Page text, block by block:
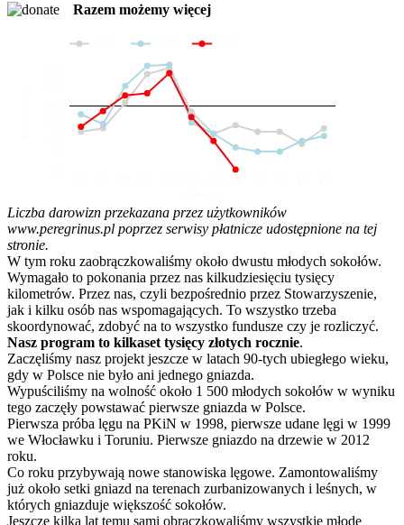
Razem możemy więcej
Liczba darowizn przekazana przez użytkowników
www.peregrinus.pl poprzez serwisy płatnicze udostępnione na tej
stronie.
W tym roku zaobrączkowaliśmy około dwustu młodych sokołów.
Wymagało to pokonania przez nas kilkudziesięciu tysięcy
kilometrów. Przez nas, czyli bezpośrednio przez Stowarzyszenie,
jak i kilku osób nas wspomagających. To wszystko trzeba
skoordynować, zdobyć na to wszystko fundusze czy je rozliczyć.
Nasz program to kilkaset tysięcy złotych rocznie.
Zaczęliśmy nasz projekt jeszcze w latach 90-tych ubiegłego wieku,
gdy w Polsce nie było ani jednego gniazda.
Wypuściliśmy na wolność około 1 500 młodych sokołów w wyniku
tego zaczęły powstawać pierwsze gniazda w Polsce.
Pierwsza próba lęgu na PKiN w 1998, pierwsze udane lęgi w 1999
we Włocławku i Toruniu. Pierwsze gniazdo na drzewie w 2012
roku.
Co roku przybywają nowe stanowiska lęgowe. Zamontowaliśmy
już około setki gniazd na terenach zurbanizowanych i leśnych, w
których gniazduje większość sokołów.
Jeszcze kilka lat temu sami obrączkowaliśmy wszystkie młode